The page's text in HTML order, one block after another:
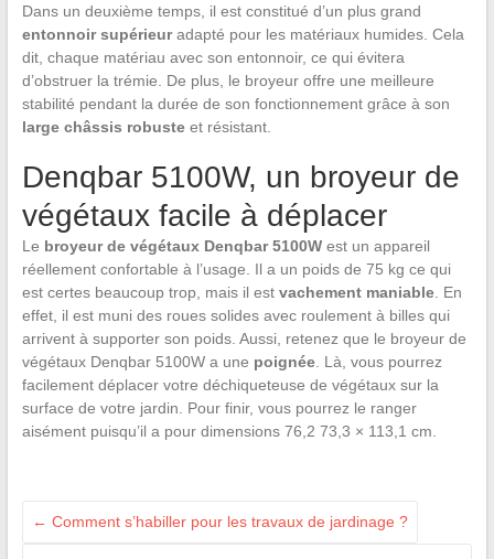
Dans un deuxième temps, il est constitué d’un plus grand
entonnoir supérieuradapté pour les matériaux humides. Cela
dit, chaque matériau avec son entonnoir, ce qui évitera
d’obstruer la trémie. De plus, le broyeur offre une meilleure
stabilité pendant la durée de son fonctionnement grâce à son
large châssis robuste et résistant.
Denqbar 5100W, un broyeur de
végétaux facile à déplacer
Le broyeur de végétaux Denqbar 5100West un appareil
réellement confortable à l’usage. Il a un poids de 75 kg ce qui
est certes beaucoup trop, mais il est vachement maniable. En
effet, il est muni des roues solides avec roulement à billes qui
arrivent à supporter son poids. Aussi, retenez que le broyeur de
végétaux Denqbar 5100W a une poignée. Là, vous pourrez
facilement déplacer votre déchiqueteuse de végétaux sur la
surface de votre jardin. Pour finir, vous pourrez le ranger
aisément puisqu’il a pour dimensions 76,2 73,3 × 113,1 cm.
← Comment s’habiller pour les travaux de jardinage ?